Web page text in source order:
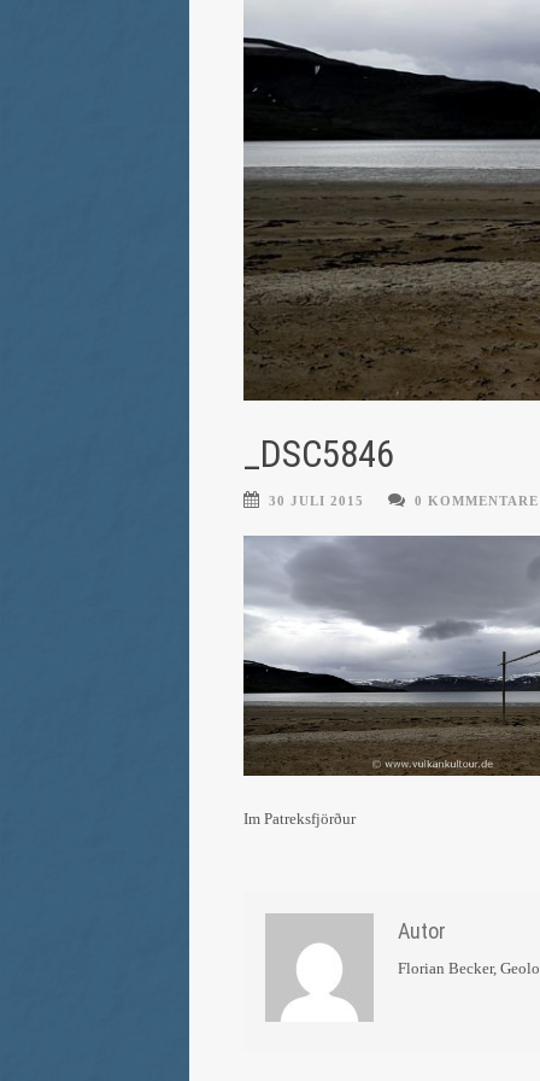
_DSC5846
30 JULI 2015 0 KOMMENTARE
Im Patreksfjörður
Autor
Florian Becker,